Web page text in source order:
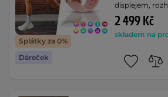
Splátky za 0%
Dáreček
displejem,
2 499 Kč
skladem na